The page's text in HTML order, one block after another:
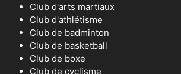
Club d'arts martiaux
Club d'athlétisme
Club de badminton
Club de basketball
Club de boxe
Club de cyclisme